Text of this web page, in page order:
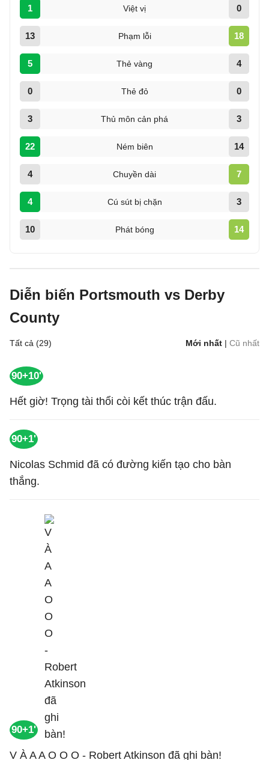
1 Việt vị 0
13 Phạm lỗi 18
5 Thẻ vàng 4
0 Thẻ đỏ 0
3 Thủ môn cản phá 3
22 Ném biên 14
4 Chuyền dài 7
4 Cú sút bị chặn 3
10 Phát bóng 14
Diễn biến Portsmouth vs Derby
County
Tất cả (29) Mới nhất | Cũ nhất
90+10'
Hết giờ! Trọng tài thổi còi kết thúc trận đấu.
90+1'
Nicolas Schmid đã có đường kiến tạo cho bàn
thắng.
90+1'
V À A A O O O - Robert Atkinson đã ghi bàn!